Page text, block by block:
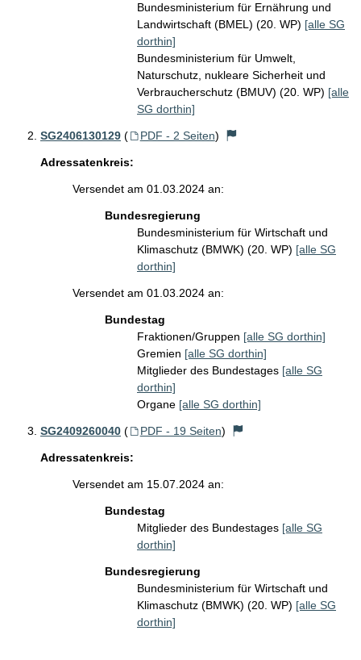
Bundesministerium für Ernährung und
Landwirtschaft (BMEL) (20. WP) [alle SG
dorthin]
Bundesministerium für Umwelt,
Naturschutz, nukleare Sicherheit und
Verbraucherschutz (BMUV) (20. WP) [alle
SG dorthin]
SG2406130129 ( PDF - 2 Seiten)
Adressatenkreis:
Versendet am 01.03.2024 an:
Bundesregierung
Bundesministerium für Wirtschaft und
Klimaschutz (BMWK) (20. WP) [alle SG
dorthin]
Versendet am 01.03.2024 an:
Bundestag
Fraktionen/Gruppen [alle SG dorthin]
Gremien [alle SG dorthin]
Mitglieder des Bundestages [alle SG
dorthin]
Organe [alle SG dorthin]
SG2409260040 ( PDF - 19 Seiten)
Adressatenkreis:
Versendet am 15.07.2024 an:
Bundestag
Mitglieder des Bundestages [alle SG
dorthin]
Bundesregierung
Bundesministerium für Wirtschaft und
Klimaschutz (BMWK) (20. WP) [alle SG
dorthin]